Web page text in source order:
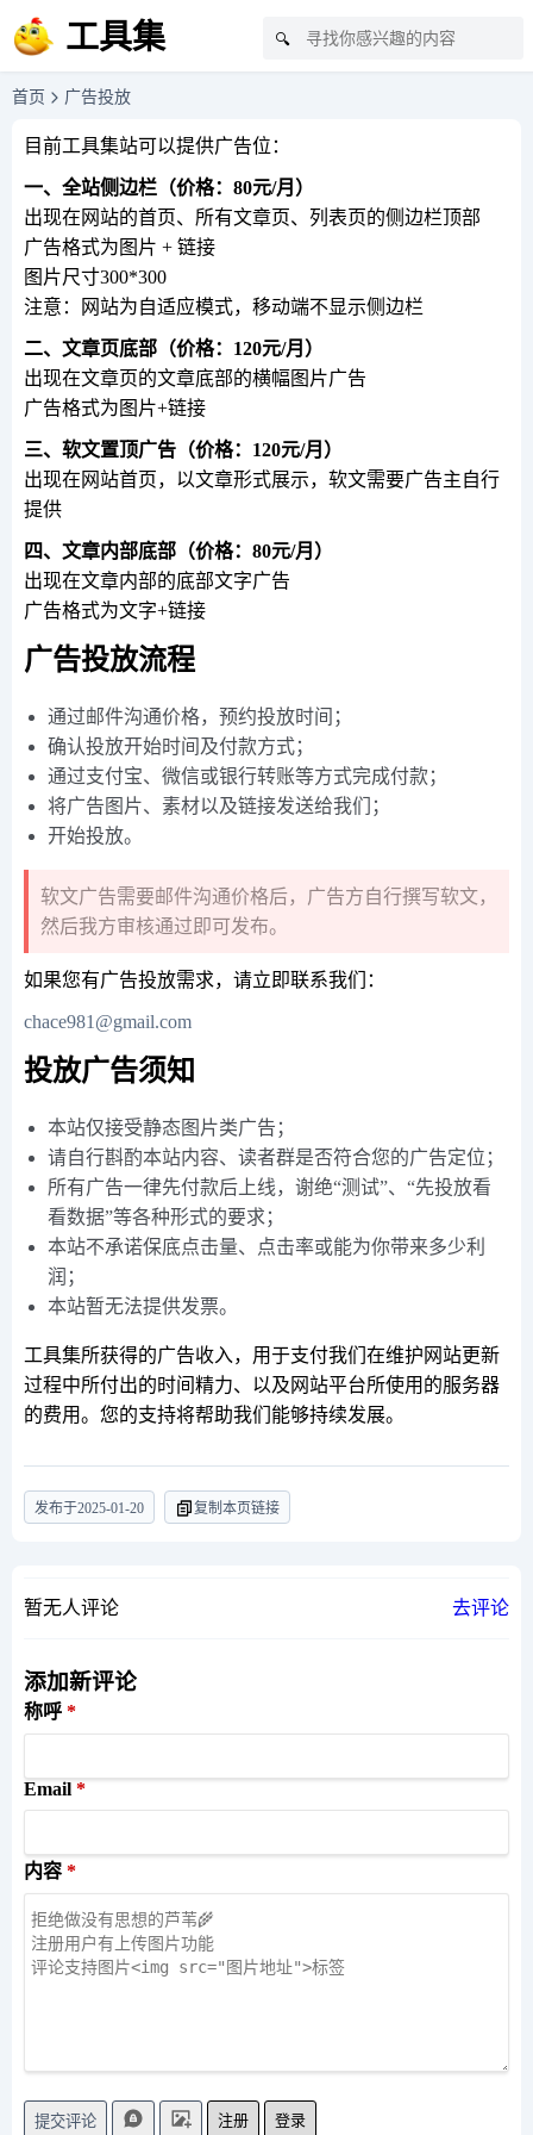
工具集 🔍
首页 广告投放
目前工具集站可以提供广告位：
一、全站侧边栏（价格：80元/月）
出现在网站的首页、所有文章页、列表页的侧边栏顶部
广告格式为图片 + 链接
图片尺寸300*300
注意：网站为自适应模式，移动端不显示侧边栏
二、文章页底部（价格：120元/月）
出现在文章页的文章底部的横幅图片广告
广告格式为图片+链接
三、软文置顶广告（价格：120元/月）
出现在网站首页，以文章形式展示，软文需要广告主自行
提供
四、文章内部底部（价格：80元/月）
出现在文章内部的底部文字广告
广告格式为文字+链接
广告投放流程
通过邮件沟通价格，预约投放时间；
确认投放开始时间及付款方式；
通过支付宝、微信或银行转账等方式完成付款；
将广告图片、素材以及链接发送给我们；
开始投放。
软文广告需要邮件沟通价格后，广告方自行撰写软文，
然后我方审核通过即可发布。
如果您有广告投放需求，请立即联系我们：
chace981@gmail.com
投放广告须知
本站仅接受静态图片类广告；
请自行斟酌本站内容、读者群是否符合您的广告定位；
所有广告一律先付款后上线，谢绝“测试”、“先投放看
看数据”等各种形式的要求；
本站不承诺保底点击量、点击率或能为你带来多少利
润；
本站暂无法提供发票。
工具集所获得的广告收入，用于支付我们在维护网站更新
过程中所付出的时间精力、以及网站平台所使用的服务器
的费用。您的支持将帮助我们能够持续发展。
发布于2025-01-20 复制本页链接
暂无人评论 去评论
添加新评论
称呼
Email
内容
提交评论 注册 登录